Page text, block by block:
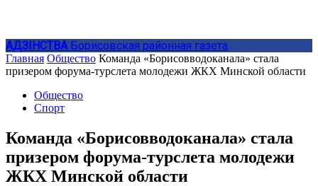
АДЗIНСТВА Борисовская районная газета
Главная Общество Команда «Борисовводоканала» стала
призером форума-турслета молодежи ЖКХ Минской области
Общество
Спорт
Команда «Борисовводоканала» стала
призером форума-турслета молодежи
ЖКХ Минской области